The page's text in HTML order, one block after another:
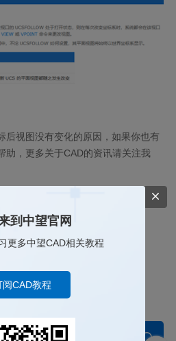
后视图没有变化的原因，如果你也有
助，更多关于CAD的资讯请关注我
轴追踪
或直径标注的样式
到中望官网
更多中望CAD相关教程
阅CAD教程